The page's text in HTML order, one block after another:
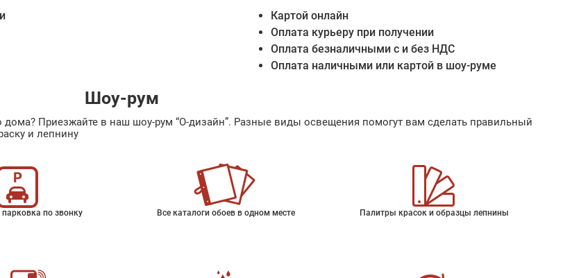
Картой онлайн
Оплата курьеру при получении
Оплата безналичными с и без НДС
Оплата наличными или картой в шоу-руме
Шоу-рум
дома? Приезжайте в наш шоу-рум “О-дизайн”. Разные виды освещения помогут вам сделать правильный
и лепнину
парковка по звонку Все каталоги обоев в одном месте Палитры красок и образцы лепнины